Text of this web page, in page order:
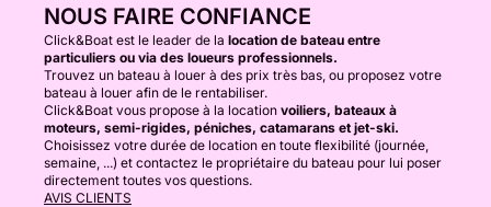
NOUS FAIRE CONFIANCE
Click&Boat est le leader de la location de bateau entre
particuliers ou via des loueurs professionnels.
Trouvez un bateau à louer à des prix très bas, ou proposez votre
bateau à louer afin de le rentabiliser.
Click&Boat vous propose à la location voiliers, bateaux à
moteurs, semi-rigides, péniches, catamarans et jet-ski.
Choisissez votre durée de location en toute flexibilité (journée,
semaine, ...) et contactez le propriétaire du bateau pour lui poser
directement toutes vos questions.
AVIS CLIENTS